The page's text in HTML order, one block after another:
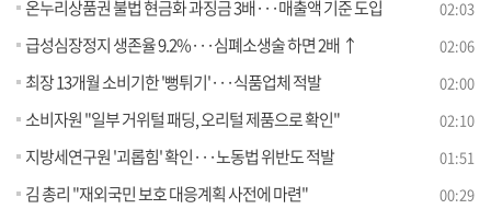
온누리상품권 불법 현금화 과징금 3배···매출액 기준 도입 02:03
급성심장정지 생존율 9.2%···심폐소생술 하면 2배 ↑ 02:06
최장 13개월 소비기한 '뻥튀기'···식품업체 적발 02:00
소비자원 "일부 거위털 패딩, 오리털 제품으로 확인" 02:10
지방세연구원 '괴롭힘' 확인···노동법 위반도 적발 01:51
김 총리 "재외국민 보호 대응계획 사전에 마련" 00:29